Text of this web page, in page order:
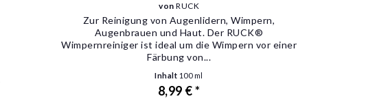
vonRUCK
Zur Reinigung von Augenlidern, Wimpern,
Augenbrauen und Haut. Der RUCK®
Wimpernreiniger ist ideal um die Wimpern vor einer
Färbung von...
Inhalt 100 ml
8,99 € *